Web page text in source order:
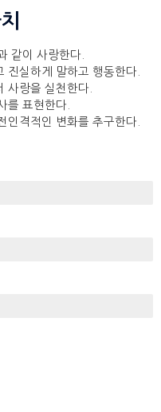
같이 사랑한다.
진실하게 말하고 행동한다.
사랑을 실천한다.
를 표현한다.
인격적인 변화를 추구한다.